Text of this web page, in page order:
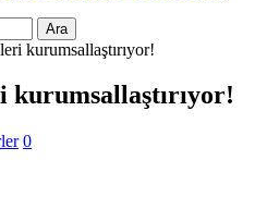
kurumsallaştırıyor!
0